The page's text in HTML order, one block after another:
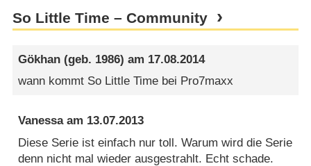
So Little Time – Community
Gökhan (geb. 1986) am 17.08.2014
wann kommt So Little Time bei Pro7maxx
Vanessaam 13.07.2013
Diese Serie ist einfach nur toll. Warum wird die Serie
denn nicht mal wieder ausgestrahlt. Echt schade.